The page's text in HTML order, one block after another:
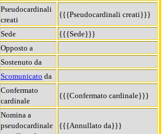
Pseudocardinali
creati
{{{Pseudocardinali creati}}}
Sede
{{{Sede}}}
Opposto a
Sostenuto da
Scomunicato da
Confermato
cardinale
{{{Confermato cardinale}}}
Nomina a
pseudocardinale
{{{Annullato da}}}